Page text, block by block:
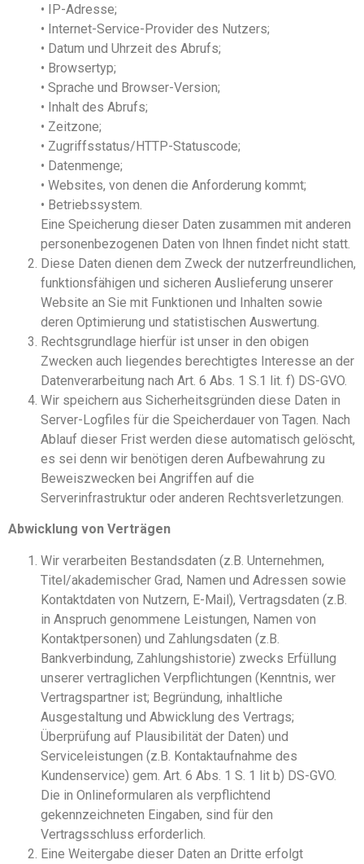
• IP-Adresse;
• Internet-Service-Provider des Nutzers;
• Datum und Uhrzeit des Abrufs;
• Browsertyp;
• Sprache und Browser-Version;
• Inhalt des Abrufs;
• Zeitzone;
• Zugriffsstatus/HTTP-Statuscode;
• Datenmenge;
• Websites, von denen die Anforderung kommt;
• Betriebssystem.
Eine Speicherung dieser Daten zusammen mit anderen
personenbezogenen Daten von Ihnen findet nicht statt.
Diese Daten dienen dem Zweck der nutzerfreundlichen,
funktionsfähigen und sicheren Auslieferung unserer
Website an Sie mit Funktionen und Inhalten sowie
deren Optimierung und statistischen Auswertung.
Rechtsgrundlage hierfür ist unser in den obigen
Zwecken auch liegendes berechtigtes Interesse an der
Datenverarbeitung nach Art. 6 Abs. 1 S.1 lit. f) DS-GVO.
Wir speichern aus Sicherheitsgründen diese Daten in
Server-Logfiles für die Speicherdauer von Tagen. Nach
Ablauf dieser Frist werden diese automatisch gelöscht,
es sei denn wir benötigen deren Aufbewahrung zu
Beweiszwecken bei Angriffen auf die
Serverinfrastruktur oder anderen Rechtsverletzungen.
Abwicklung von Verträgen
Wir verarbeiten Bestandsdaten (z.B. Unternehmen,
Titel/akademischer Grad, Namen und Adressen sowie
Kontaktdaten von Nutzern, E-Mail), Vertragsdaten (z.B.
in Anspruch genommene Leistungen, Namen von
Kontaktpersonen) und Zahlungsdaten (z.B.
Bankverbindung, Zahlungshistorie) zwecks Erfüllung
unserer vertraglichen Verpflichtungen (Kenntnis, wer
Vertragspartner ist; Begründung, inhaltliche
Ausgestaltung und Abwicklung des Vertrags;
Überprüfung auf Plausibilität der Daten) und
Serviceleistungen (z.B. Kontaktaufnahme des
Kundenservice) gem. Art. 6 Abs. 1 S. 1 lit b) DS-GVO.
Die in Onlineformularen als verpflichtend
gekennzeichneten Eingaben, sind für den
Vertragsschluss erforderlich.
Eine Weitergabe dieser Daten an Dritte erfolgt